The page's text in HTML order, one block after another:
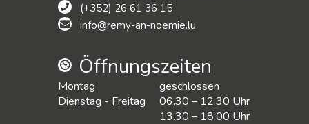
(+352) 26 61 36 15
info@remy-an-noemie.lu
Öffnungszeiten
Montag
Dienstag - Freitag
geschlossen
06.30 – 12.30 Uhr
13.30 – 18.00 Uhr